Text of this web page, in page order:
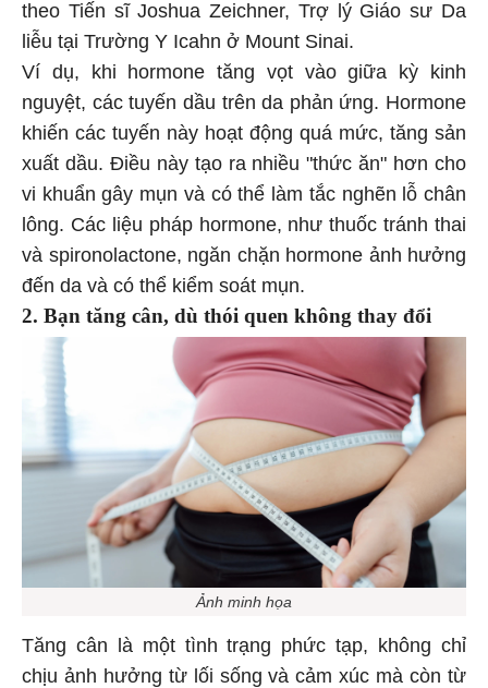
theo Tiến sĩ Joshua Zeichner, Trợ lý Giáo sư Da
liễu tại Trường Y Icahn ở Mount Sinai.
Ví dụ, khi hormone tăng vọt vào giữa kỳ kinh
nguyệt, các tuyến dầu trên da phản ứng. Hormone
khiến các tuyến này hoạt động quá mức, tăng sản
xuất dầu. Điều này tạo ra nhiều "thức ăn" hơn cho
vi khuẩn gây mụn và có thể làm tắc nghẽn lỗ chân
lông. Các liệu pháp hormone, như thuốc tránh thai
và spironolactone, ngăn chặn hormone ảnh hưởng
đến da và có thể kiểm soát mụn.
2. Bạn tăng cân, dù thói quen không thay đổi
Ảnh minh họa
Tăng cân là một tình trạng phức tạp, không chỉ
chịu ảnh hưởng từ lối sống và cảm xúc mà còn từ